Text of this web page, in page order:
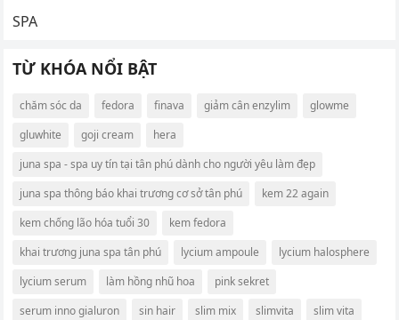
SPA
TỪ KHÓA NỔI BẬT
chăm sóc da fedora finava giảm cân enzylim
glowme
gluwhite
goji cream
hera
juna spa - spa uy tín tại tân phú dành cho người yêu làm đẹp
juna spa thông báo khai trương cơ sở tân phú
kem 22 again
kem chống lão hóa tuổi 30
kem fedora
khai trương juna spa tân phú
lycium ampoule
lycium halosphere
lycium serum
làm hồng nhũ hoa
pink sekret
serum inno gialuron
sin hair slim mix slimvita
slim vita